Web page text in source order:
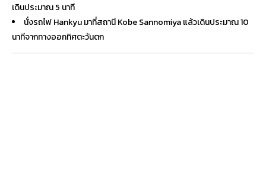
เดินประมาณ 5 นาที
นั่งรถไฟ Hankyu มาที่สถานี Kobe Sannomiya แล้วเดินประมาณ 10
นาทีจากทางออกทิศตะวันตก